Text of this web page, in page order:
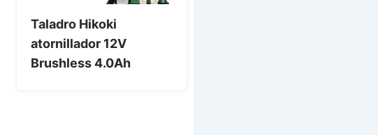
Taladro Hikoki
atornillador 12V
Brushless 4.0Ah